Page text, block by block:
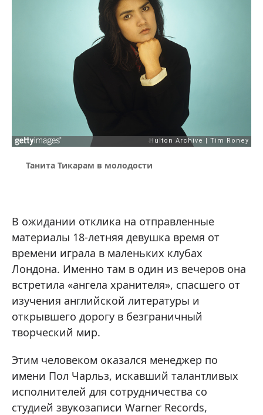
Танита Тикарам в молодости
В ожидании отклика на отправленные
материалы 18-летняя девушка время от
времени играла в маленьких клубах
Лондона. Именно там в один из вечеров она
встретила «ангела хранителя», спасшего от
изучения английской литературы и
открывшего дорогу в безграничный
творческий мир.
Этим человеком оказался менеджер по
имени Пол Чарльз, искавший талантливых
исполнителей для сотрудничества со
студией звукозаписи Warner Records,